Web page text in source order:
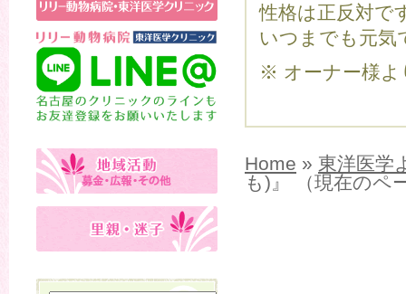
性格は正反対で
いつまでも元気
※ オーナー様よ
Home » 東洋医学
も)』 （現在のペ